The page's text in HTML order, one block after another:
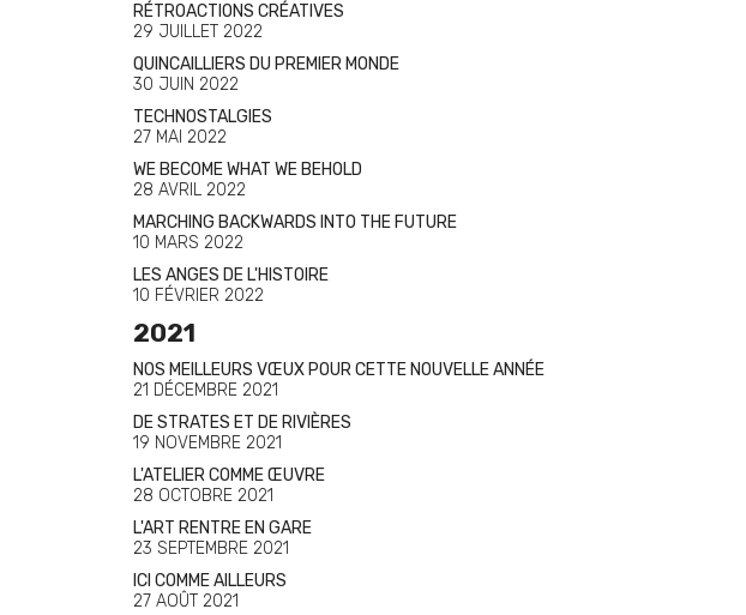
RÉTROACTIONS CRÉATIVES
29 JUILLET 2022
QUINCAILLIERS DU PREMIER MONDE
30 JUIN 2022
TECHNOSTALGIES
27 MAI 2022
WE BECOME WHAT WE BEHOLD
28 AVRIL 2022
MARCHING BACKWARDS INTO THE FUTURE
10 MARS 2022
LES ANGES DE L'HISTOIRE
10 FÉVRIER 2022
2021
NOS MEILLEURS VŒUX POUR CETTE NOUVELLE ANNÉE
21 DÉCEMBRE 2021
DE STRATES ET DE RIVIÈRES
19 NOVEMBRE 2021
L'ATELIER COMME ŒUVRE
28 OCTOBRE 2021
L'ART RENTRE EN GARE
23 SEPTEMBRE 2021
ICI COMME AILLEURS
27 AOÛT 2021